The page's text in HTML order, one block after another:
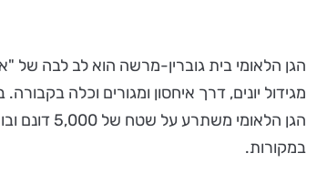
הגן הלאומי בית גוברין-מרשה הוא לב לבה של
הגן
במקורות.